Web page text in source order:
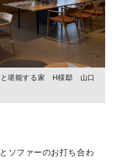
と堪能する家 H様邸 山口
ソファーのお打ち合わ